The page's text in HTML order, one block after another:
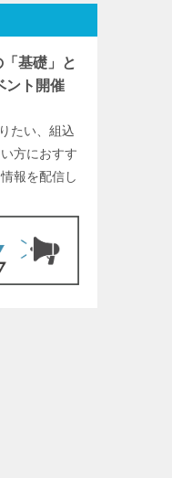
基礎」と
ント開催
たい、組込
方におすす
報を配信し